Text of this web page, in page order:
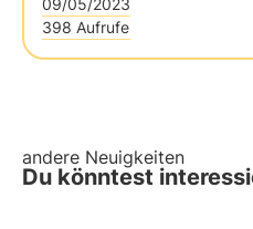
09/05/2023
398 Aufrufe
andere Neuigkeiten
Du könntest